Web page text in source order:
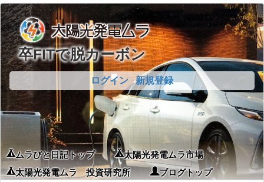
卒FITで脱カーボン
ログイン 新規登録
ムラびと日記トップ
太陽光発電ムラ市場
太陽光発電ムラ 投資研究所
ブログトップ